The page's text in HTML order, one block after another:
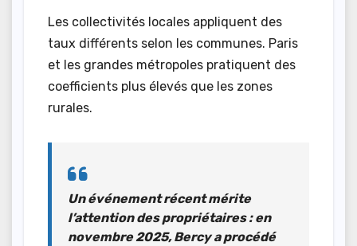
Les collectivités locales appliquent des
taux différents selon les communes. Paris
et les grandes métropoles pratiquent des
coefficients plus élevés que les zones
rurales.
Un événement récent mérite
l’attention des propriétaires :en
novembre 2025, Bercy a procédé